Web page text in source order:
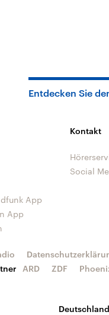
Entdecken Sie
App
App
Kontakt
Social
ARD ZDF